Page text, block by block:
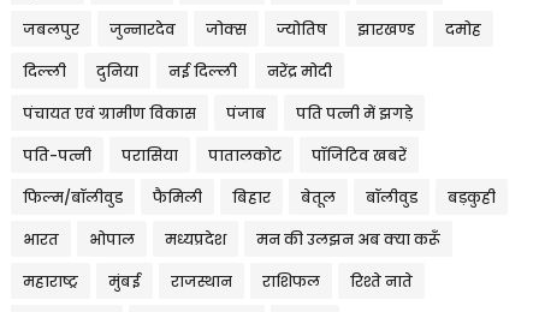
जबलपुर जुन्नारदेव जोक्स ज्योतिष झारखण्ड दमोह
दिल्ली दुनिया नई दिल्ली नरेंद्र मोदी
पंचायत एवं ग्रामीण विकास पंजाब पति पत्नी में झगड़े
पति-पत्नी परासिया पातालकोट पॉजिटिव खबरें
फिल्म/बॉलीवुड फैमिली बिहार बेतूल बॉलीवुड बड़कुही
भारत भोपाल मध्यप्रदेश मन की उलझन अब क्या करूँ
महाराष्ट्र मुंबई राजस्थान राशिफल रिश्ते नाते